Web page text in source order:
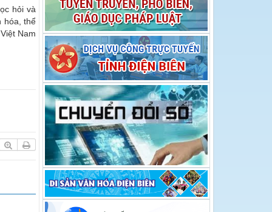
hỏi và
hóa, thể
Nam
Hoa Ban năm 2026
hội Hoa Ban năm
2026